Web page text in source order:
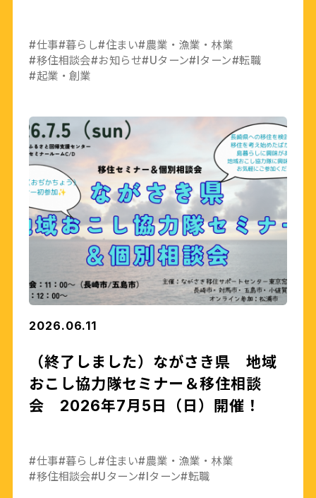
#仕事#暮らし#住まい#農業・漁業・林業
#移住相談会#お知らせ#Uターン#Iターン#転職
#起業・創業
2026.06.11
（終了しました）ながさき県 地域
おこし協力隊セミナー＆移住相談
会 2026年7月5日（日）開催！
#仕事#暮らし#住まい#農業・漁業・林業
#移住相談会#Uターン#Iターン#転職